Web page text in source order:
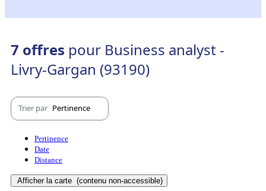
7 offres pour Business analyst -
Livry-Gargan (93190)
Trier par Pertinence
Pertinence
Date
Distance
Afficher la carte (contenu non-accessible)